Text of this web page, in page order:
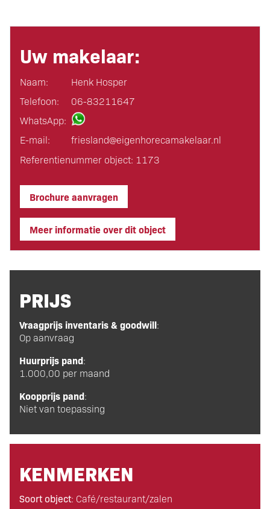
Uw makelaar:
Naam:
Henk Hosper
Telefoon:
06-83211647
WhatsApp:
E-mail:
friesland@eigen­horeca­makelaar.nl
Referentienummer object: 1173
Brochure aanvragen
Meer informatie over dit object
PRIJS
Vraagprijs inventaris & goodwill:
Op aanvraag
Huurprijs pand:
1.000,00 per maand
Koopprijs pand:
Niet van toepassing
KENMERKEN
Soort object: Café/restaurant/zalen